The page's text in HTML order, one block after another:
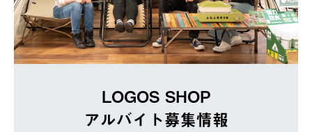
LOGOS SHOP
アルバイト募集情報